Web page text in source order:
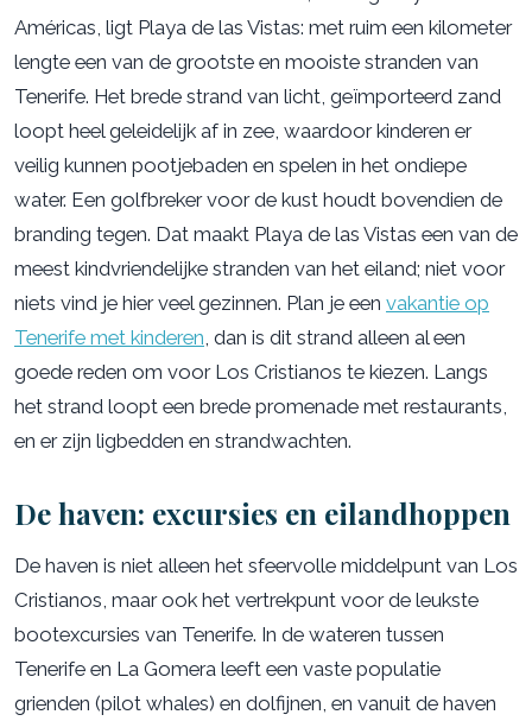
Américas, ligt Playa de las Vistas: met ruim een kilometer
lengte een van de grootste en mooiste stranden van
Tenerife. Het brede strand van licht, geïmporteerd zand
loopt heel geleidelijk af in zee, waardoor kinderen er
veilig kunnen pootjebaden en spelen in het ondiepe
water. Een golfbreker voor de kust houdt bovendien de
branding tegen. Dat maakt Playa de las Vistas een van de
meest kindvriendelijke stranden van het eiland; niet voor
niets vind je hier veel gezinnen. Plan je een vakantie op
Tenerife met kinderen, dan is dit strand alleen al een
goede reden om voor Los Cristianos te kiezen. Langs
het strand loopt een brede promenade met restaurants,
en er zijn ligbedden en strandwachten.
De haven: excursies en eilandhoppen
De haven is niet alleen het sfeervolle middelpunt van Los
Cristianos, maar ook het vertrekpunt voor de leukste
bootexcursies van Tenerife. In de wateren tussen
Tenerife en La Gomera leeft een vaste populatie
grienden (pilot whales) en dolfijnen, en vanuit de haven